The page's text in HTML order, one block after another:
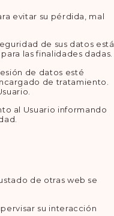
evitar su pérdida, mal
de sus datos está
las finalidades dadas.
de datos esté
de tratamiento.
al Usuario informando
de otras web se
su interacción